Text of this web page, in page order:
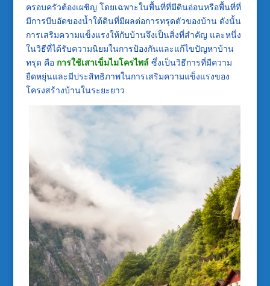
ครอบครัวต้องเผชิญ โดยเฉพาะในพื้นที่ที่มีดินอ่อนหรือพื้นที่ที่
มีการบีบอัดของน้ำใต้ดินที่มีผลต่อการทรุดตัวของบ้าน ดังนั้น
การเสริมความแข็งแรงให้กับบ้านจึงเป็นสิ่งที่สำคัญ และหนึ่ง
ในวิธีที่ได้รับความนิยมในการป้องกันและแก้ไขปัญหาบ้าน
ทรุด คือ การใช้เสาเข็มไมโครไพล์ ซึ่งเป็นวิธีการที่มีความ
ยืดหยุ่นและมีประสิทธิภาพในการเสริมความแข็งแรงของ
โครงสร้างบ้านในระยะยาว